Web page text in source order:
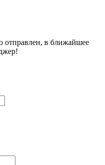
отправлен, в ближайшее